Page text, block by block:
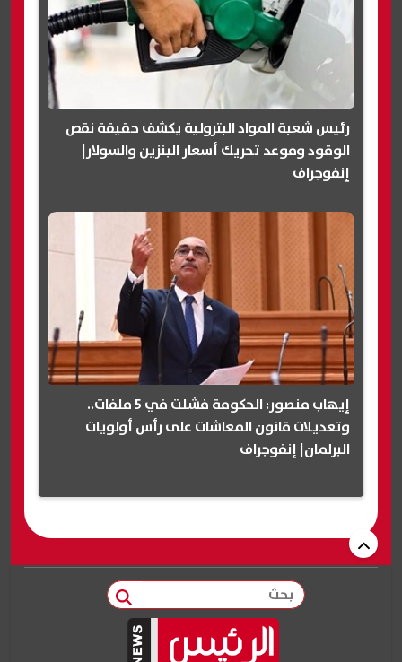
رئيس شعبة المواد البترولية يكشف حقيقة نقص
الوقود وموعد تحريك أسعار البنزين والسولار|
إنفوجراف
إيهاب منصور: الحكومة فشلت في 5 ملفات..
وتعديلات قانون المعاشات على رأس أولويات
البرلمان| إنفوجراف
بحث